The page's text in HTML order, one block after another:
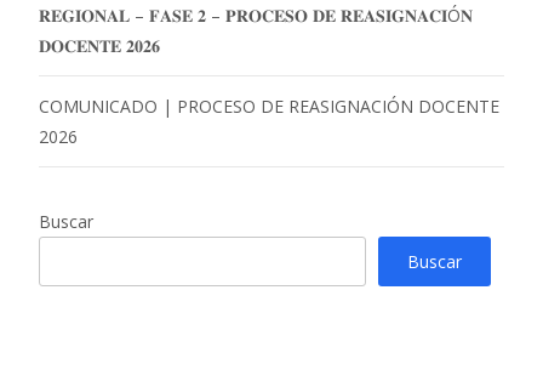
𝐑𝐄𝐆𝐈𝐎𝐍𝐀𝐋 – 𝐅𝐀𝐒𝐄 𝟐 – 𝐏𝐑𝐎𝐂𝐄𝐒𝐎 𝐃𝐄 𝐑𝐄𝐀𝐒𝐈𝐆𝐍𝐀𝐂𝐈Ó𝐍
𝐃𝐎𝐂𝐄𝐍𝐓𝐄 𝟐𝟎𝟐𝟔
COMUNICADO | PROCESO DE REASIGNACIÓN DOCENTE
2026
Buscar
Buscar